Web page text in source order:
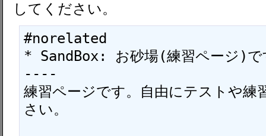
してください。
#norelated
* SandBox: お砂場(練習ページ)
----
練習ページです。自由にテストや練
さい。